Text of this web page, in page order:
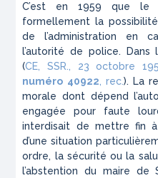
C’est en 1959 que le
formellement la
de l’administration en
l’autorité de police.
(CE, SSR., 23 octobre
numéro 40922 , rec.). La
morale dont dépend
engagée pour faute
interdisait de mettre fin
d’une situation
ordre, la sécurité ou la
l’abstention du maire de